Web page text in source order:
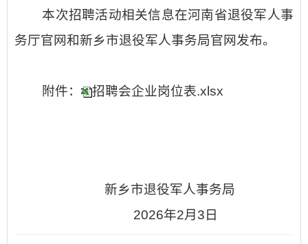
本次招聘活动相关信息在河南省退役军人事
务厅官网和新乡市退役军人事务局官网发布。
附件： 招聘会企业岗位表.xlsx
新乡市退役军人事务局
2026年2月3日